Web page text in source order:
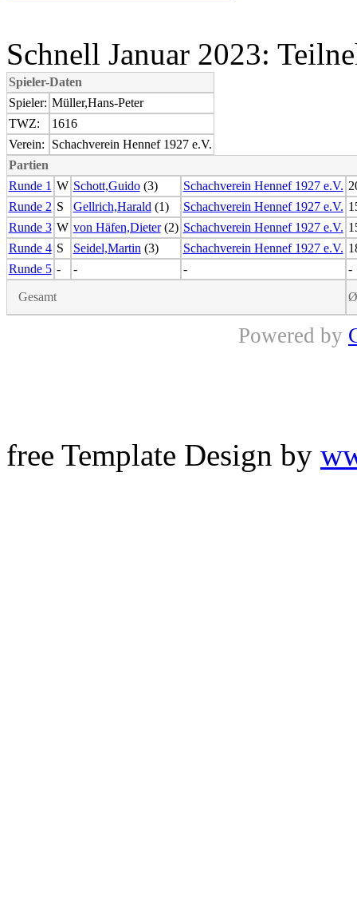
Schnell Januar 2023:
Spieler-Daten
Spieler: Müller,Hans-Peter
TWZ:
1616
Verein:
Schachverein Hennef 1927 e.V.
Partien
Runde 1 W Schott,Guido(3) Schachverein Hennef 1927 e.V.
Runde 2 S Gellrich,Harald (1) Schachverein Hennef 1927 e.V.
Runde 3 W von Häfen,Dieter(2) Schachverein Hennef 1927 e.V.
Runde 4 S Seidel,Martin (3) Schachverein Hennef 1927 e.V.
Runde 5 - - - -
Gesamt
Powered by
free Template Design by